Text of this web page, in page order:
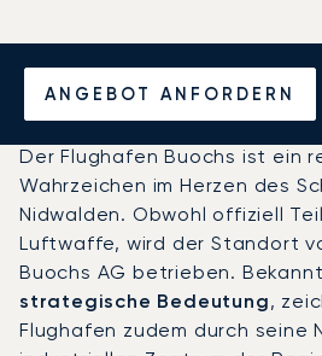
ANGEBOT ANFORDERN
Privatjet
Flughafen
Der Flughafen Buochs ist ein
Wahrzeichen im Herzen des
Nidwalden. Obwohl offiziell
Luftwaffe, wird der Standort
Buochs AG betrieben.
strategische Bedeutung,
Flughafen zudem durch seine